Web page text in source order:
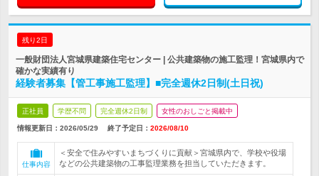
残り2日
一般財団法人宮城県建築住宅センター | 公共建築物の施工監理！宮城県内で
確かな実績有り
経験者募集【管工事施工監理】■完全週休2日制(土日祝)
正社員 学歴不問 完全週休2日制 女性のおしごと掲載中
情報更新日：2026/05/29 終了予定日： 2026/08/10
仕事内容
＜安全で住みやすいまちづくりに貢献＞宮城県内で、学校や役場
などの公共建築物の工事監理業務を担当していただきます。